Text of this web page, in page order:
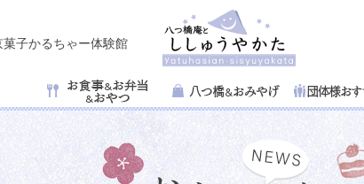
菓子かるちゃー体験館